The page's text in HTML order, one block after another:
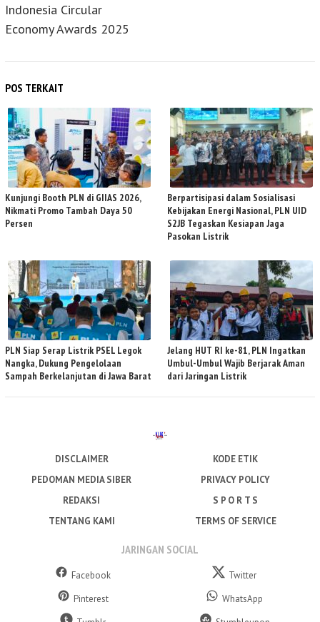
Indonesia Circular
Economy Awards 2025
POS TERKAIT
Kunjungi Booth PLN di GIIAS 2026,
Nikmati Promo Tambah Daya 50
Persen
Berpartisipasi dalam Sosialisasi
Kebijakan Energi Nasional, PLN UID
S2JB Tegaskan Kesiapan Jaga
Pasokan Listrik
PLN Siap Serap Listrik PSEL Legok
Nangka, Dukung Pengelolaan
Sampah Berkelanjutan di Jawa Barat
Jelang HUT RI ke-81, PLN Ingatkan
Umbul-Umbul Wajib Berjarak Aman
dari Jaringan Listrik
DISCLAIMER
KODE ETIK
PEDOMAN MEDIA SIBER
PRIVACY POLICY
REDAKSI
S P O R T S
TENTANG KAMI
TERMS OF SERVICE
JARINGAN SOCIAL
Facebook
Twitter
Pinterest
WhatsApp